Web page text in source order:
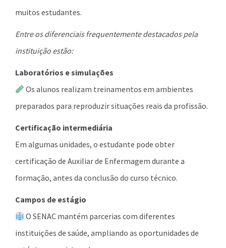
muitos estudantes.
Entre os diferenciais frequentemente destacados pela
instituição estão:
Laboratórios e simulações
Os alunos realizam treinamentos em ambientes
preparados para reproduzir situações reais da profissão.
Certificação intermediária
Em algumas unidades, o estudante pode obter
certificação de Auxiliar de Enfermagem durante a
formação, antes da conclusão do curso técnico.
Campos de estágio
O SENAC mantém parcerias com diferentes
instituições de saúde, ampliando as oportunidades de